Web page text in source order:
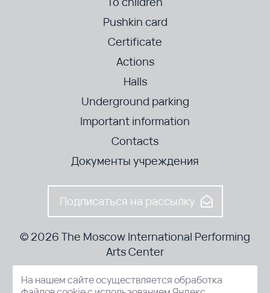
Pushkin card
Certificate
Actions
Halls
Underground parking
Important information
Contacts
Документы учреждения
Подписаться на рассылку
© 2026 The Moscow International Performing
Arts Center
52-8, Kosmodamianskaya nab., Moscow, 115054, Russia
На нашем сайте осуществляется обработка